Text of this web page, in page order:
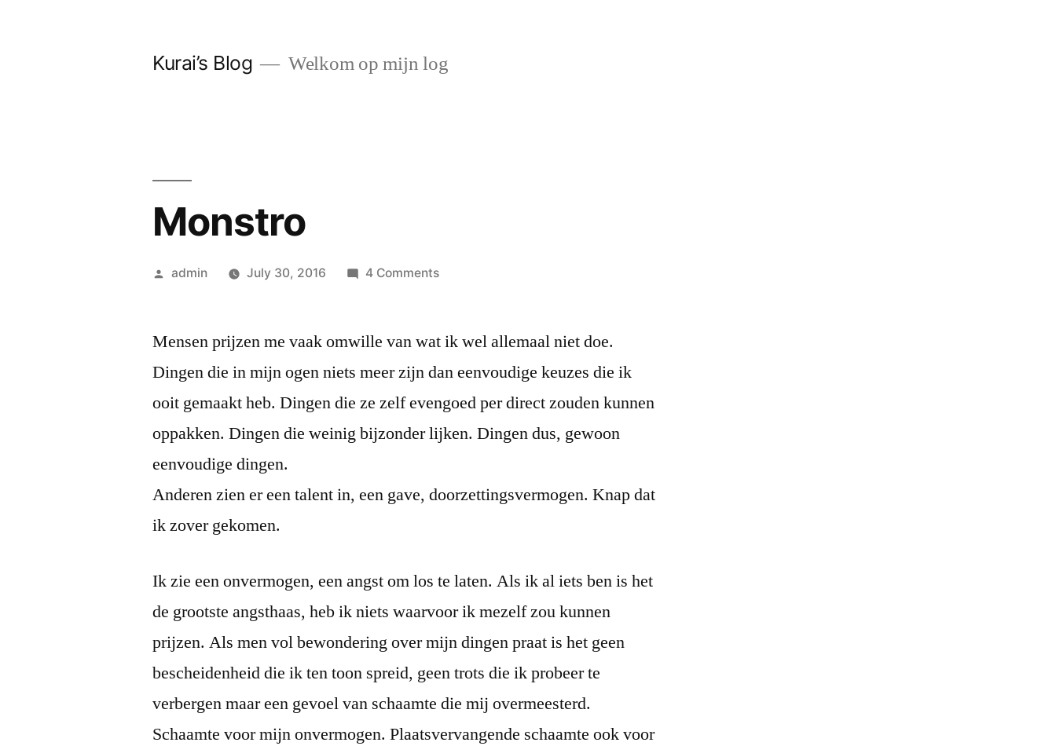
Kurai’s Blog Welkom op mijn log
Monstro
Posted
admin July 30, 2016 4 Commentson
Mensen prijzen me vaak omwille van wat ik wel allemaal niet doe.
Dingen die in mijn ogen niets meer zijn dan eenvoudige keuzes die ik
ooit gemaakt heb. Dingen die ze zelf evengoed per direct zouden kunnen
oppakken. Dingen die weinig bijzonder lijken. Dingen dus, gewoon
eenvoudige dingen.
Anderen zien er een talent in, een gave, doorzettingsvermogen. Knap dat
ik zover gekomen.
Ik zie een onvermogen, een angst om los te laten. Als ik al iets ben is het
de grootste angsthaas, heb ik niets waarvoor ik mezelf zou kunnen
prijzen. Als men vol bewondering over mijn dingen praat is het geen
bescheidenheid die ik ten toon spreid, geen trots die ik probeer te
verbergen maar een gevoel van schaamte die mij overmeesterd.
Schaamte voor mijn onvermogen. Plaatsvervangende schaamte ook voor